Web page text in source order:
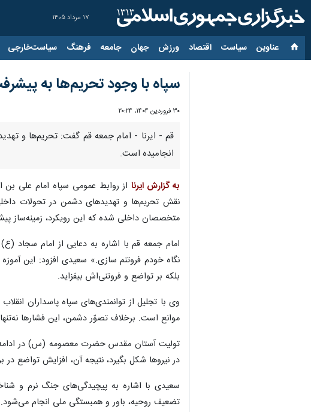
۱۷ مرداد ۱۴۰۵
عناوین‌ سیاست اقتصاد ورزش جهان جامعه فرهنگ سیاست‌خارجی
سپاه با وجود تحریم‌ها به
۳۰ فروردین ۱۴۰۴، ۲۰:۲۴
قم - ایرنا - امام جمعه قم گفت: تحریم‌ها و
انجامیده است.
به گزارش ایرنااز روابط عمومی سپاه امام علی بن
نقش تحریم‌ها و تهدیدهای دشمن در تحولات
متخصصان داخلی شده که این رویکرد، زمینه‌ساز
امام جمعه قم با اشاره به دعایی از امام سجاد
نگاه خودم فروتنم سازی.» سعیدی افزود: این
بلکه بر تواضع و فروتنی‌اش بیفزاید.
وی با تجلیل از توانمندی‌های سپاه پاسداران
موانع است. برخلاف تصوّر دشمن، این فشارها
تولیت آستان مقدس حضرت معصومه (س) در ادامه
در نیروها شکل بگیرد، نتیجه آن، افزایش تواضع در
سعیدی با اشاره به پیچیدگی‌های جنگ نرم و
تضعیف روحیه، باور و همبستگی ملی انجام